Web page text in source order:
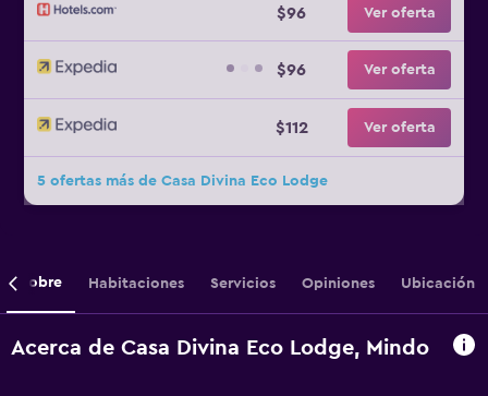
$96 Ver oferta
$96 Ver oferta
$112 Ver oferta
5 ofertas más de Casa Divina Eco Lodge
Sobre Habitaciones Servicios Opiniones Ubicación
Acerca de Casa Divina Eco Lodge, Mindo